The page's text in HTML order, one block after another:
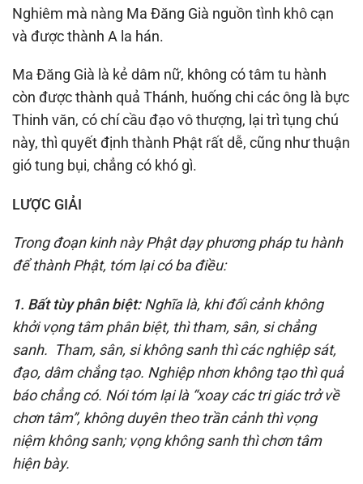
Nghiêm mà nàng Ma Ðăng Già nguồn tình khô cạn
và được thành A la hán.
Ma Ðăng Già là kẻ dâm nữ, không có tâm tu hành
còn được thành quả Thánh, huống chi các ông là bực
Thinh văn, có chí cầu đạo vô thượng, lại trì tụng chú
này, thì quyết định thành Phật rất dễ, cũng như thuận
gió tung bụi, chẳng có khó gì.
LƯỢC GIẢI
Trong đoạn kinh này Phật dạy phương pháp tu hành
để thành Phật, tóm lại có ba điều:
1. Bất tùy phân biệt:Nghĩa là, khi đối cảnh không
khởi vọng tâm phân biệt, thì tham, sân, si chẳng
sanh. Tham, sân, si không sanh thì các nghiệp sát,
đạo, dâm chẳng tạo. Nghiệp nhơn không tạo thì quả
báo chẳng có. Nói tóm lại là “xoay các tri giác trở về
chơn tâm”, không duyên theo trần cảnh thì vọng
niệm không sanh; vọng không sanh thì chơn tâm
hiện bày.